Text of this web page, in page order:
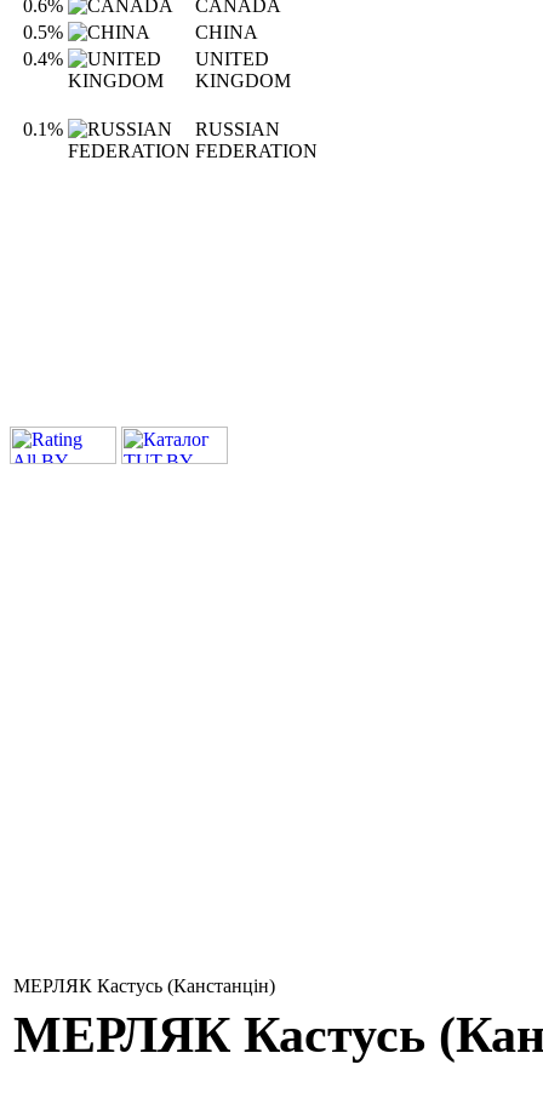
0.6%
CANADA
0.5%
CHINA
0.4%
UNITED
KINGDOM
0.1%
RUSSIAN
FEDERATION
МЕРЛЯК Кастусь (Канстанцін)
МЕРЛЯК Кастусь